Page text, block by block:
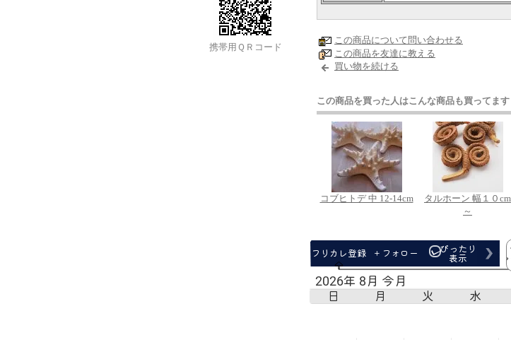
携帯用ＱＲコード
この商品について問い合わせる
この商品を友達に教える
買い物を続ける
この商品を買った人はこんな商品も買ってます
コブヒトデ 中 12-14cm
タルホーン 幅１０cm
～